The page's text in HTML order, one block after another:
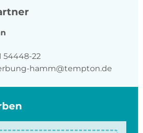
54448-22
hamm@tempton.de